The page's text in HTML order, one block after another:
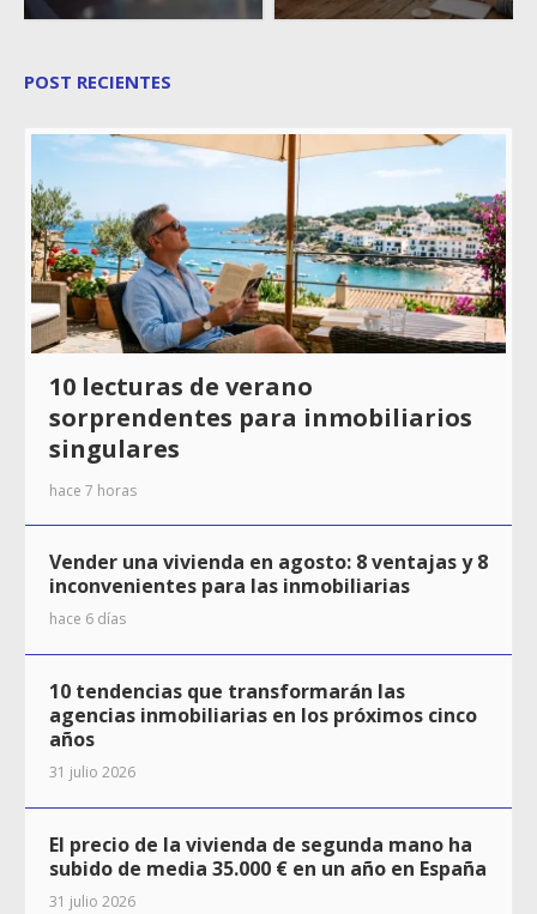
POST RECIENTES
10 lecturas de verano
sorprendentes para inmobiliarios
singulares
hace 7 horas
Vender una vivienda en agosto: 8 ventajas y 8
inconvenientes para las inmobiliarias
hace 6 días
10 tendencias que transformarán las
agencias inmobiliarias en los próximos cinco
años
31 julio 2026
El precio de la vivienda de segunda mano ha
subido de media 35.000 € en un año en España
31 julio 2026